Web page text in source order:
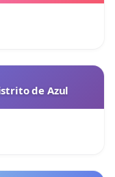
de Azul